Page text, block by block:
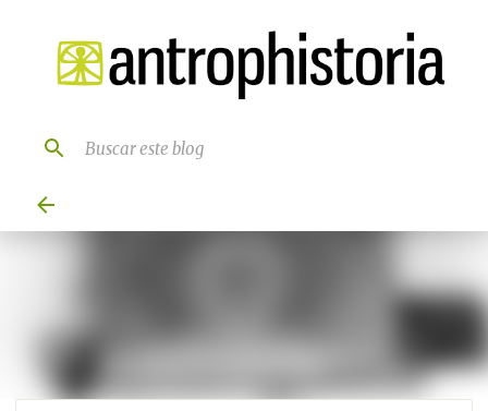
Ir al contenido principal